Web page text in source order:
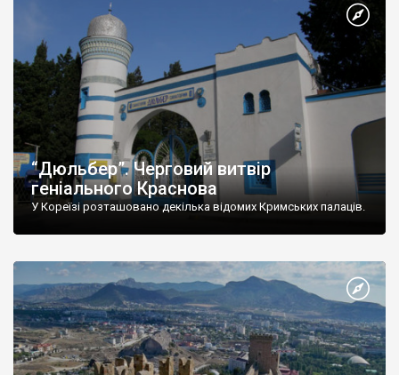
“Дюльбер”. Черговий витвір
геніального Краснова
У Кореїзі розташовано декілька відомих Кримських палаців.